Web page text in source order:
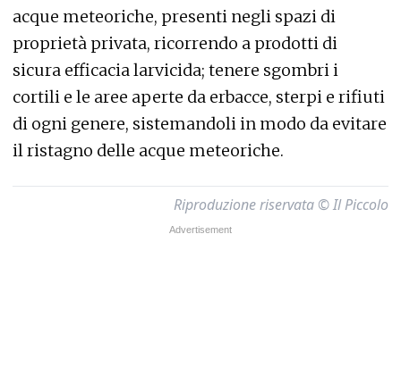
acque meteoriche, presenti negli spazi di
proprietà privata, ricorrendo a prodotti di
sicura efficacia larvicida; tenere sgombri i
cortili e le aree aperte da erbacce, sterpi e rifiuti
di ogni genere, sistemandoli in modo da evitare
il ristagno delle acque meteoriche.
Riproduzione riservata © Il Piccolo